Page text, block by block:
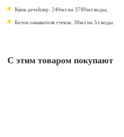
Квик детейлер: 240мл на 3780мл воды;
Бачок омывателя стекла: 30мл на 5л воды.
С этим товаром покупают